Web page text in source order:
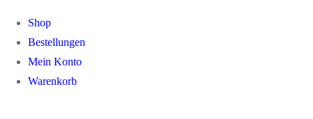
Shop
Bestellungen
Mein Konto
Warenkorb